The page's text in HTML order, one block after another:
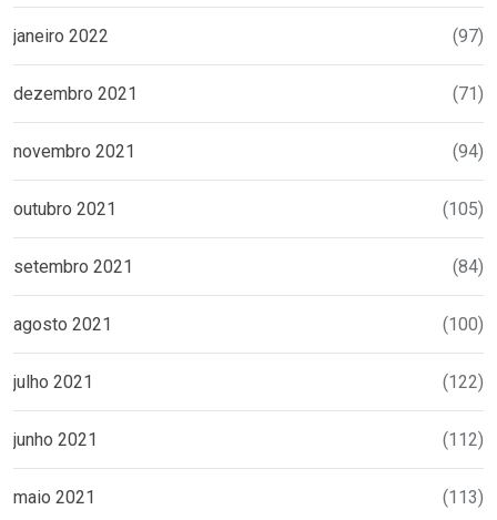
janeiro 2022 (97)
dezembro 2021 (71)
novembro 2021 (94)
outubro 2021 (105)
setembro 2021 (84)
agosto 2021 (100)
julho 2021 (122)
junho 2021 (112)
maio 2021 (113)